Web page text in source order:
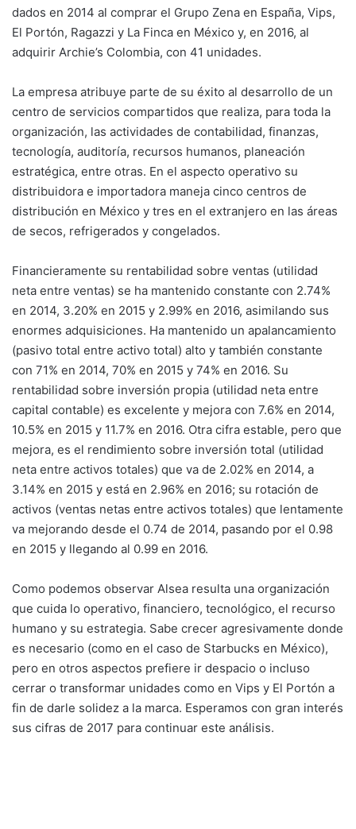
dados en 2014 al comprar el Grupo Zena en España, Vips,
El Portón, Ragazzi y La Finca en México y, en 2016, al
adquirir Archie’s Colombia, con 41 unidades.
La empresa atribuye parte de su éxito al desarrollo de un
centro de servicios compartidos que realiza, para toda la
organización, las actividades de contabilidad, finanzas,
tecnología, auditoría, recursos humanos, planeación
estratégica, entre otras. En el aspecto operativo su
distribuidora e importadora maneja cinco centros de
distribución en México y tres en el extranjero en las áreas
de secos, refrigerados y congelados.
Financieramente su rentabilidad sobre ventas (utilidad
neta entre ventas) se ha mantenido constante con 2.74%
en 2014, 3.20% en 2015 y 2.99% en 2016, asimilando sus
enormes adquisiciones. Ha mantenido un apalancamiento
(pasivo total entre activo total) alto y también constante
con 71% en 2014, 70% en 2015 y 74% en 2016. Su
rentabilidad sobre inversión propia (utilidad neta entre
capital contable) es excelente y mejora con 7.6% en 2014,
10.5% en 2015 y 11.7% en 2016. Otra cifra estable, pero que
mejora, es el rendimiento sobre inversión total (utilidad
neta entre activos totales) que va de 2.02% en 2014, a
3.14% en 2015 y está en 2.96% en 2016; su rotación de
activos (ventas netas entre activos totales) que lentamente
va mejorando desde el 0.74 de 2014, pasando por el 0.98
en 2015 y llegando al 0.99 en 2016.
Como podemos observar Alsea resulta una organización
que cuida lo operativo, financiero, tecnológico, el recurso
humano y su estrategia. Sabe crecer agresivamente donde
es necesario (como en el caso de Starbucks en México),
pero en otros aspectos prefiere ir despacio o incluso
cerrar o transformar unidades como en Vips y El Portón a
fin de darle solidez a la marca. Esperamos con gran interés
sus cifras de 2017 para continuar este análisis.